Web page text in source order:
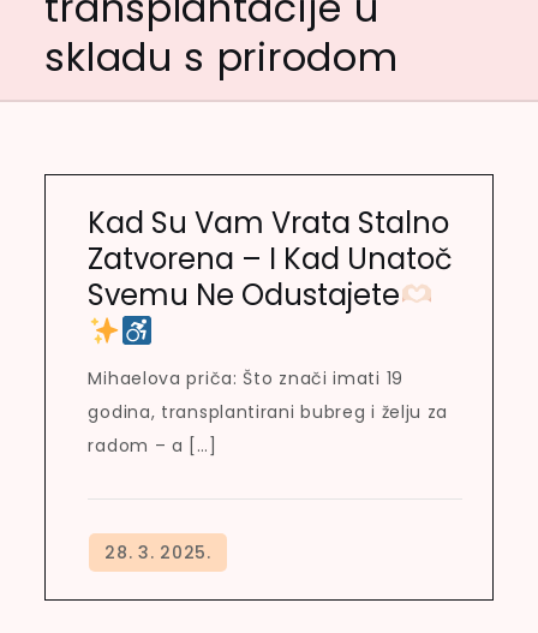
skladu s prirodom
Kad Su Vam Vrata Stalno
Zatvorena – I Kad Unatoč
Svemu Ne Odustajete
Mihaelova priča: Što znači imati 19
godina, transplantirani bubreg i želju za
radom – a […]